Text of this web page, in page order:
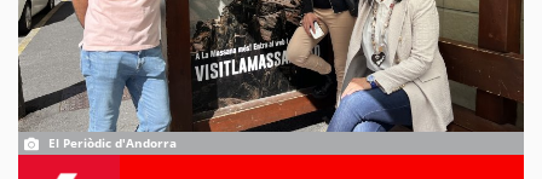
El Periòdic d'Andorra